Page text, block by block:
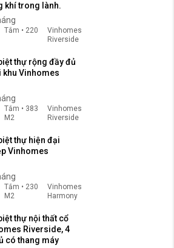
khí trong lành.
Tắm • 220
Vinhomes
Riverside
thự rộng đầy đủ
khu Vinhomes
M2
Vinhomes
Riverside
thự hiện đại
Vinhomes
M2
Vinhomes
Harmony
thự nội thất cổ
Riverside, 4
có thang máy